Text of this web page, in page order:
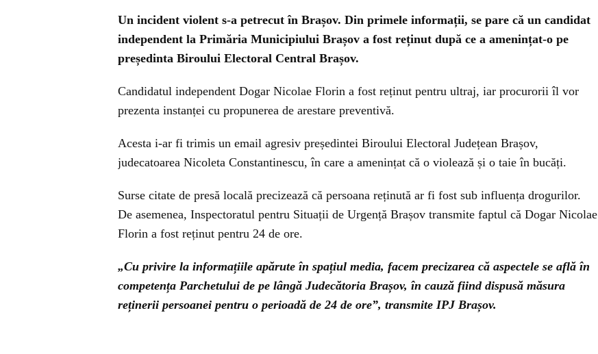
Un incident violent s-a petrecut în Brașov. Din primele informații, se pare că un candidat
independent la Primăria Municipiului Brașov a fost reținut după ce a amenințat-o pe
președinta Biroului Electoral Central Brașov.
Candidatul independent Dogar Nicolae Florin a fost reținut pentru ultraj, iar procurorii îl vor
prezenta instanței cu propunerea de arestare preventivă.
Acesta i-ar fi trimis un email agresiv președintei Biroului Electoral Județean Brașov,
judecatoarea Nicoleta Constantinescu, în care a amenințat că o violează și o taie în bucăți.
Surse citate de presă locală precizează că persoana reținută ar fi fost sub influența drogurilor.
De asemenea, Inspectoratul pentru Situații de Urgență Brașov transmite faptul că Dogar Nicolae
Florin a fost reținut pentru 24 de ore.
„Cu privire la informațiile apărute în spațiul media, facem precizarea că aspectele se află în
competența Parchetului de pe lângă Judecătoria Brașov, în cauză fiind dispusă măsura
reținerii persoanei pentru o perioadă de 24 de ore”, transmite IPJ Brașov.